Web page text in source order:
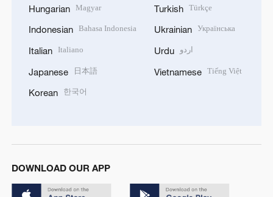
Hungarian Magyar
Indonesian Bahasa Indonesia
Italian Italiano
Japanese 日本語
Korean 한국어
Turkish Türkçe
Ukrainian Українська
Urdu اردو
Vietnamese Tiếng Việt
DOWNLOAD OUR APP